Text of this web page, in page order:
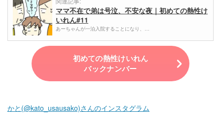
ママ不在で弟は号泣、不安な夜｜初めての熱性け
いれん#11
あーちゃんが一泊入院することになり、…
初めての熱性けいれん
バックナンバー
かと(@kato_usausako)さんのインスタグラム